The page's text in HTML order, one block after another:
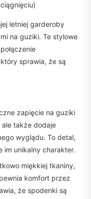
letniej garderoby
na guziki. Te stylowe
sprawia, że są
zapięcie na guziki
także dodaje
wyglądu. To detal,
im unikalny charakter.
miękkiej tkaniny,
komfort przez
że spodenki są